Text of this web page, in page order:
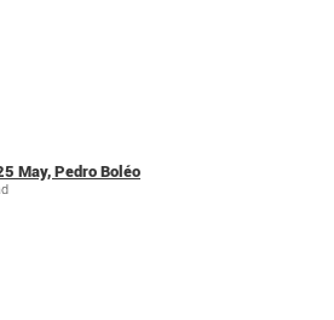
May, Pedro Boléo